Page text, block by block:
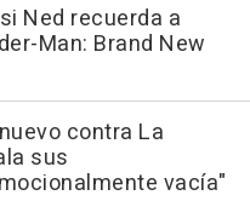
Ned recuerda a
Man: Brand New
contra La
sus
vacía"